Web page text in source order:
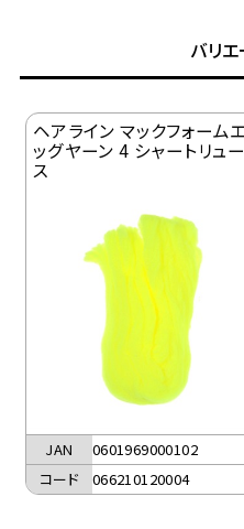
バリエ
ヘアライン マックフォームエ
ッグヤーン 4 シャートリュー
ス
JAN
0601969000102
コード
066210120004